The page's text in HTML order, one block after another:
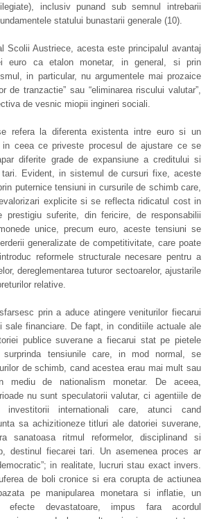
inclusiv punand sub semnul intrebarii
statului bunastarii generale (10).
Scolii Austriece, acesta este principalul avantaj
euro ca etalon monetar, in general, si prin
in particular, nu argumentele mai prozaice
de tranzactie” sau “eliminarea riscului valutar”,
de vesnic miopii ingineri sociali.
refera la diferenta existenta intre euro si un
ceea ce priveste procesul de ajustare ce se
diferite grade de expansiune a creditului si
tari. Evident, in sistemul de cursuri fixe, aceste
puternice tensiuni in cursurile de schimb care,
explicite si se reflecta ridicatul cost in
prestigiu suferite, din fericire, de responsabilii
unice, precum euro, aceste tensiuni se
generalizate de competitivitate, care poate
reformele structurale necesare pentru a
dereglementarea tuturor sectoarelor, ajustarile
relative.
prin a aduce atingere veniturilor fiecarui
sale financiare. De fapt, in conditiile actuale ale
publice suverane a fiecarui stat pe pietele
tensiunile care, in mod normal, se
de schimb, cand acestea erau mai mult sau
mediu de nationalism monetar. De aceea,
nu sunt speculatorii valutar, ci agentiile de
internationali care, atunci cand
sa achizitioneze titluri ale datoriei suverane,
sanatoasa ritmul reformelor, disciplinand si
destinul fiecarei tari. Un asemenea proces ar
in realitate, lucruri stau exact invers.
de boli cronice si era corupta de actiunea
pe manipularea monetara si inflatie, un
devastatoare, impus fara acordul